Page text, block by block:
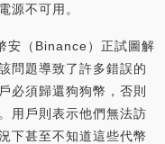
源不可用。
安（Binance）正試圖解
問題導致了許多錯誤的
必須歸還狗狗幣，否則
用戶則表示他們無法訪
下甚至不知道這些代幣